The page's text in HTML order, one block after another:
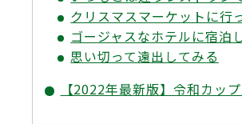
クリスマスマーケットに行
ゴージャスなホテルに宿泊
思い切って遠出してみる
【2022年最新版】令和カッ